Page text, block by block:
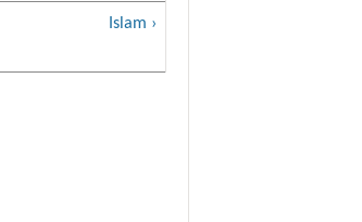
Islam ›